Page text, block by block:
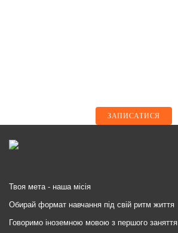
ЗАПИСАТИСЯ
Твоя мета - наша місія
Обирай формат навчання під свій ритм життя
Говоримо іноземною мовою з першого заняття